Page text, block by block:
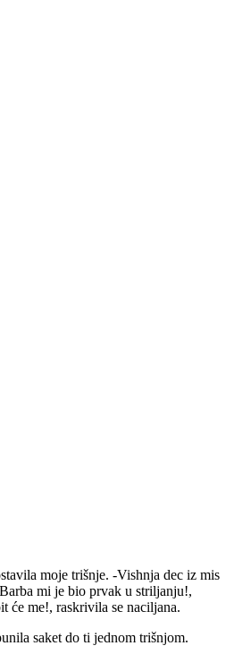
moje trišnje. -Vishnja dec iz mis
mi je bio prvak u striljanju!,
će me!, raskrivila se naciljana.
saket do ti jednom trišnjom.